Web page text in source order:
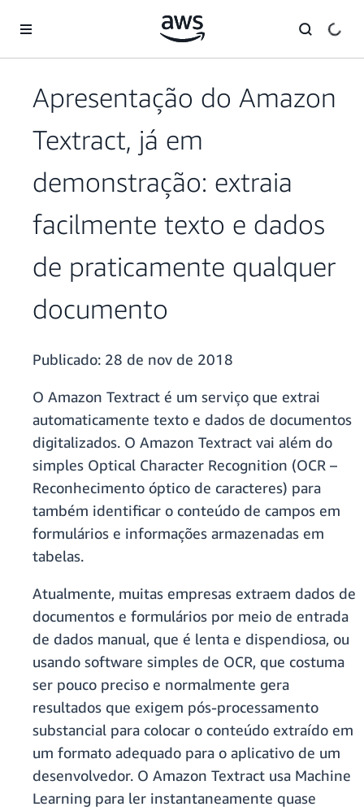
Pular para o conteúdo principal
Apresentação do Amazon
Textract, já em
demonstração: extraia
facilmente texto e dados
de praticamente qualquer
documento
Publicado: 28 de nov de 2018
O Amazon Textract é um serviço que extrai
automaticamente texto e dados de documentos
digitalizados. O Amazon Textract vai além do
simples Optical Character Recognition (OCR –
Reconhecimento óptico de caracteres) para
também identificar o conteúdo de campos em
formulários e informações armazenadas em
tabelas.
Atualmente, muitas empresas extraem dados de
documentos e formulários por meio de entrada
de dados manual, que é lenta e dispendiosa, ou
usando software simples de OCR, que costuma
ser pouco preciso e normalmente gera
resultados que exigem pós-processamento
substancial para colocar o conteúdo extraído em
um formato adequado para o aplicativo de um
desenvolvedor. O Amazon Textract usa Machine
Learning para ler instantaneamente quase